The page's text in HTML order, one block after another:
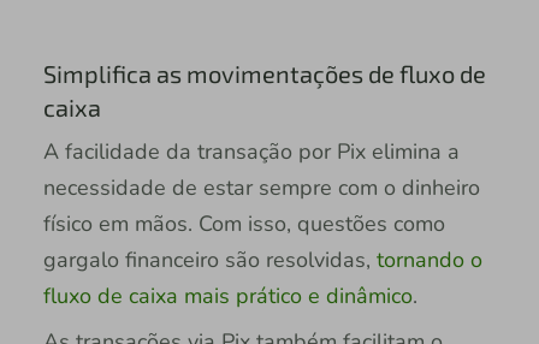
Simplifica as movimentações de fluxo de
caixa
A facilidade da transação por Pix elimina a
necessidade de estar sempre com o dinheiro
físico em mãos. Com isso, questões como
gargalo financeiro são resolvidas, tornando o
fluxo de caixa mais prático e dinâmico.